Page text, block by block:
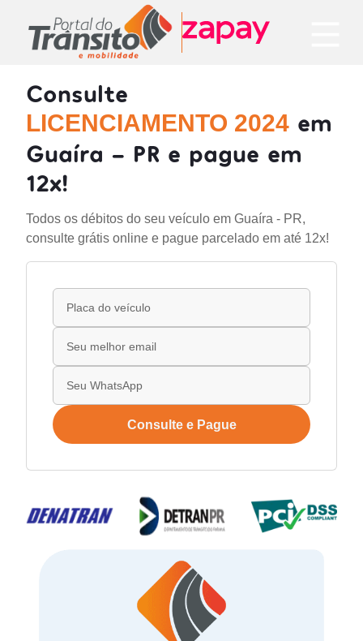
Consulte
LICENCIAMENTO 2024 em
Guaíra - PR e pague em
12x!
Todos os débitos do seu veículo em Guaíra - PR,
consulte grátis online e pague parcelado em até 12x!
Consulte e Pague